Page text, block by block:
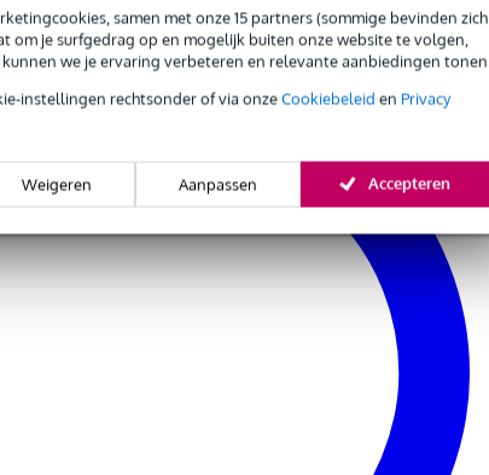
samen met onze 15 partners (sommige bevinden zich
om je surfgedrag op en mogelijk buiten onze website te volgen,
we je ervaring verbeteren en relevante aanbiedingen tonen.
instellingen rechtsonder of via onzeCookiebeleid en Privacy
Weigeren Aanpassen Accepteren